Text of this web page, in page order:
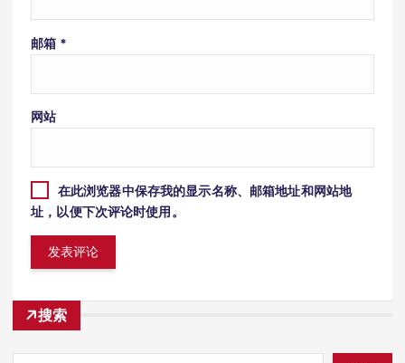
邮箱 *
网站
在此浏览器中保存我的显示名称、邮箱地址和网站地
址，以便下次评论时使用。
搜索